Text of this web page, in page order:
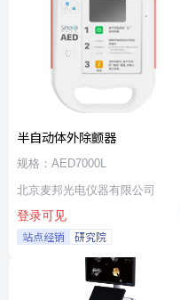
半自动体外除颤器
规格：AED7000L
北京麦邦光电仪器有限公司
登录可见
站点经销 研究院